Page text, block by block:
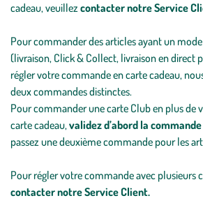
cadeau, veuillezcontacter notre Service
Pour commander des articles ayant un
(livraison, Click & Collect, livraison en direct
régler votre commande en carte cadeau,
deux commandes distinctes.
Pour commander une carte Club en plus de
carte cadeau,validez d’abord la
passez une deuxième commande pour les
Pour régler votre commande avec plusieurs
contacter notre Service Client.